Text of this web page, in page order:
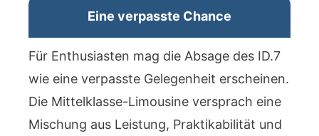
Eine verpasste Chance
Für Enthusiasten mag die Absage des ID.7
wie eine verpasste Gelegenheit erscheinen.
Die Mittelklasse-Limousine versprach eine
Mischung aus Leistung, Praktikabilität und